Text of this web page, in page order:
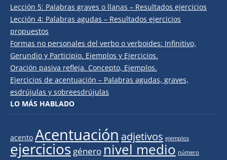
Lección 5: Palabras graves o llanas – Resultados ejercicios
Lección 4: Palabras agudas – Resultados ejercicios
propuestos
Formas no personales del verbo o verboides: Infinitivo,
Gerundio y Participio. Ejemplos y Ejercicios.
Oración pasiva refleja. Concepto, Ejemplos.
Ejercicios de acentuación – Palabras agudas, graves,
esdrújulas y sobreesdrújulas
LO MÁS HABLADO
acento Acentuación adjetivos ejemplos
ejercicios género nivel medio número